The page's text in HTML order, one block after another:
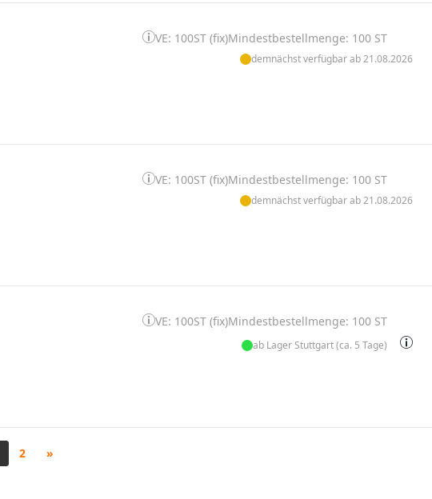
VE: 100ST (fix)Mindestbestellmenge: 100 ST
demnächst verfügbar ab 21.08.2026
VE: 100ST (fix)Mindestbestellmenge: 100 ST
demnächst verfügbar ab 21.08.2026
VE: 100ST (fix)Mindestbestellmenge: 100 ST
ab Lager Stuttgart (ca. 5 Tage)
2 »